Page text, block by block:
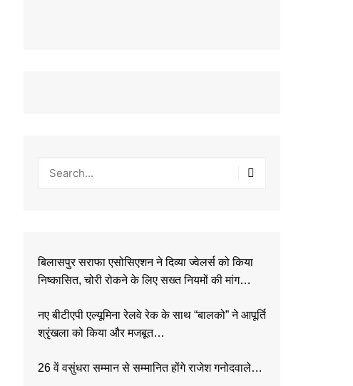
बिलासपुर सराफा एसोसिएशन ने दिव्या ज्वेलर्स को किया
निष्कासित, चोरी रोकने के लिए सख्त नियमों की मांग…
नए बीटीएपी एल्यूमिना रेलवे रेक के साथ “बालको” ने आपूर्ति
श्रृंखला को किया और मजबूत…
26 वें वसुंधरा सम्मान से सम्मानित होंगे राजेश गनोदवाले…